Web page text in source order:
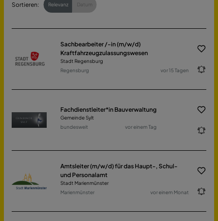
Sortieren: Relevanz Datum
Sachbearbeiter /-in (m/w/d)
Kraftfahrzeugzulassungswesen
Stadt Regensburg
Regensburg
vor 15 Tagen
Fachdienstleiter*in Bauverwaltung
Gemeinde Sylt
bundesweit
vor einem Tag
Amtsleiter (m/w/d) für das Haupt-, Schul-
und Personalamt
Stadt Marienmünster
Marienmünster
vor einem Monat